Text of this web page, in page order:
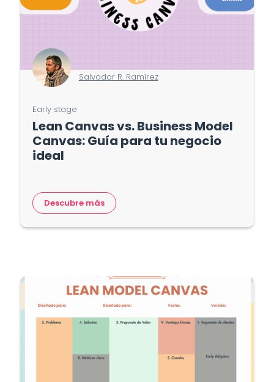
Salvador R. Ramírez
Early stage
Lean Canvas vs. Business Model
Canvas: Guía para tu negocio
ideal
Descubre más